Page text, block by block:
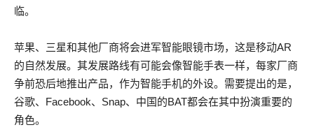
临。
苹果、三星和其他厂商将会进军智能眼镜市场，这是移动AR
的自然发展。其发展路线有可能会像智能手表一样，每家厂商
争前恐后地推出产品，作为智能手机的外设。需要提出的是，
谷歌、Facebook、Snap、中国的BAT都会在其中扮演重要的
角色。